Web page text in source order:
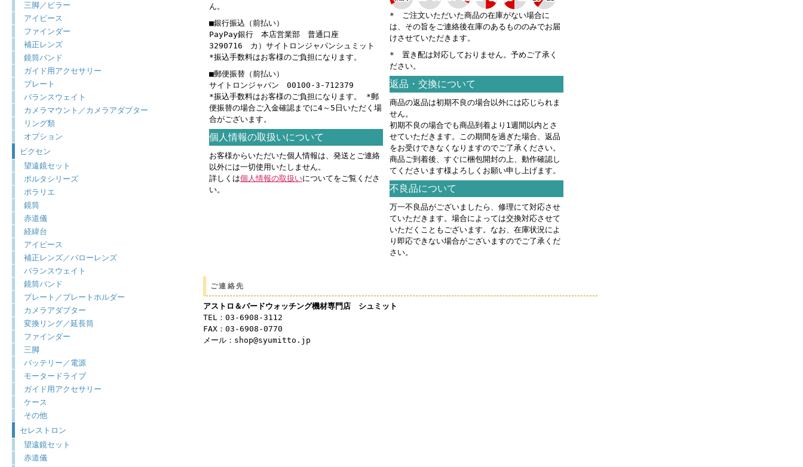
三脚／ピラー
アイピース
ファインダー
補正レンズ
鏡筒バンド
ガイド用アクセサリー
プレート
バランスウェイト
カメラマウント／カメラアダプター
リング類
オプション
ビクセン
望遠鏡セット
ポルタシリーズ
ポラリエ
鏡筒
赤道儀
経緯台
アイピース
補正レンズ／バローレンズ
バランスウェイト
鏡筒バンド
プレート／プレートホルダー
カメラアダプター
変換リング／延長筒
ファインダー
三脚
バッテリー／電源
モータードライブ
ガイド用アクセサリー
ケース
その他
セレストロン
望遠鏡セット
赤道儀
ん。
■銀行振込（前払い）
PayPay銀行 本店営業部 普通口座
3290716 カ）サイトロンジャパンシュミット
*振込手数料はお客様のご負担になります。
■郵便振替（前払い）
サイトロンジャパン 00100-3-712379
*振込手数料はお客様のご負担になります。 *郵
便振替の場合ご入金確認までに4～5日いただく場
合がございます。
個人情報の取扱いについて
お客様からいただいた個人情報は、発送とご連絡
以外には一切使用いたしません。
詳しくは個人情報の取扱いについてをご覧くださ
い。
* ご注文いただいた商品の在庫がない場合に
は、その旨をご連絡後在庫のあるもののみでお届
けさせていただきます。
* 置き配は対応しておりません。予めご了承く
ださい。
返品・交換について
商品の返品は初期不良の場合以外には応じられま
せん。
初期不良の場合でも商品到着より1週間以内とさ
せていただきます。この期間を過ぎた場合、返品
をお受けできなくなりますのでご了承ください。
商品ご到着後、すぐに梱包開封の上、動作確認し
てくださいます様よろしくお願い申し上げます。
不良品について
万一不良品がございましたら、修理にて対応させ
ていただきます。場合によっては交換対応させて
いただくこともございます。なお、在庫状況によ
り即応できない場合がございますのでご了承くだ
さい。
ご連絡先
アストロ＆バードウォッチング機材専門店 シュミット
TEL：03-6908-3112
FAX：03-6908-0770
メール：shop@syumitto.jp